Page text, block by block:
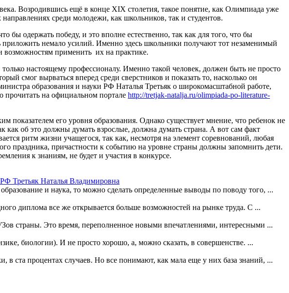
Возродившись ещё в конце XIX столетия, такое понятие, как Олимпиада уже
среди молодежи, как школьников, так и студентов.
одержать победу, и это вполне естественно, так как для того, что бы
немало усилий. Именно здесь школьники получают тот незаменимый
возможностям применить их на практике.
настоящему профессионалу. Именно такой человек, должен быть не просто
смог вырваться вперед среди сверстников и показать то, насколько он
образования и науки РФ Наталья Третьяк о широкомасштабной работе,
прочитать на официальном портале http://tretjak-natalja.ru/olimpiada-po-literature-
показателем его уровня образования. Однако существует мнение, что ребенок не
об это должны думать взрослые, должна думать страна. А вот сам факт
ритм жизни учащегося, так как, несмотря на элемент соревнований, любая
праздника, причастности к событию на уровне страны должны запомнить дети.
к знаниям, не будет и участия в конкурсе.
Третьяк Наталья Владимировна
и наука, то можно сделать определенные выводы по поводу того, ...
диплома все же открывается больше возможностей на рынке труда. С ...
страны. Это время, переполненное новыми впечатлениями, интересными ...
биологии). И не просто хорошо, а, можно сказать, в совершенстве. ...
ста процентах случаев. Но все понимают, как мала еще у них база знаний, ...